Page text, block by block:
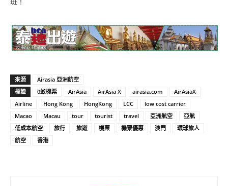
來源
Airasia 亞洲航空
標籤
0蚊機票 AirAsia AirAsia X airasia.com
AirAsiaX
Airline
Hong Kong HongKong LCC
low cost carrier
Macao
Macau tour tourist travel 亞洲航空
亞航
低成本航空
旅行 旅遊 機票 機票優惠 澳門
環球旅人
航空
香港